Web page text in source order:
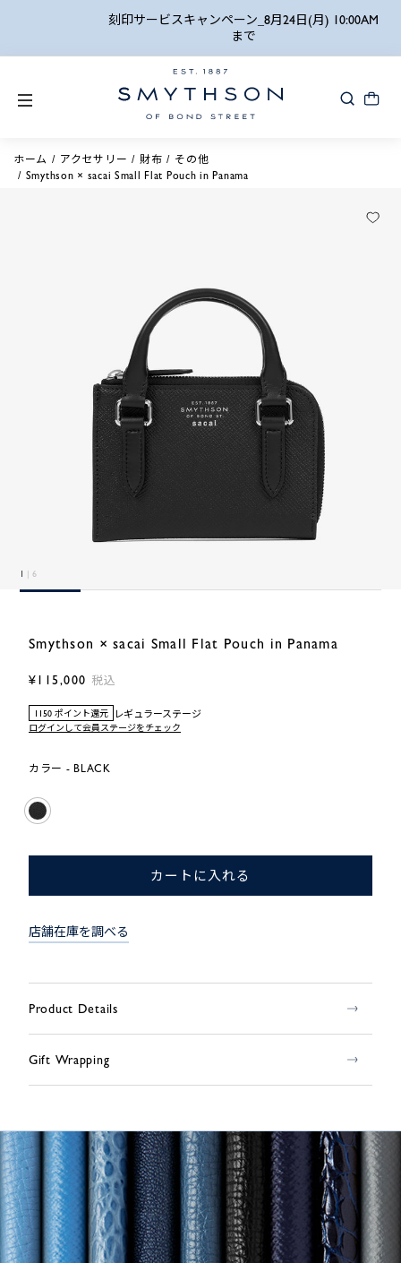
刻印サービスキャンペーン_8月24日(月) 10:00AM
ホーム アクセサリー 財布
その他
Smythson × sacai Small Flat Pouch in Panama
1 | 6
Smythson × sacai Small Flat Pouch in Panama
¥115,000 税込
1150 ポイント還元 レギュラーステージ
ログインして会員ステージをチェック
カラー - BLACK
カートに入れる
店舗在庫を調べる
Product Details
Gift Wrapping